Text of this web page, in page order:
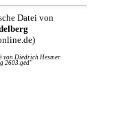
Datei von
von Diedrich Hesmer
2603.ged"